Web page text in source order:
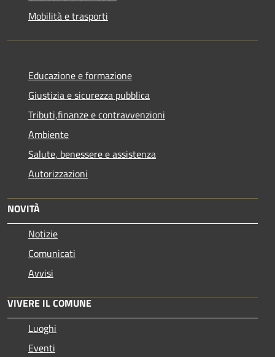
Mobilità e trasporti
Educazione e formazione
Giustizia e sicurezza pubblica
Tributi,finanze e contravvenzioni
Ambiente
Salute, benessere e assistenza
Autorizzazioni
NOVITÀ
Notizie
Comunicati
Avvisi
VIVERE IL COMUNE
Luoghi
Eventi